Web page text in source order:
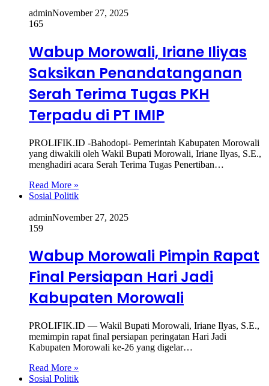
adminNovember 27, 2025
165
Wabup Morowali, Iriane Iliyas
Saksikan Penandatanganan
Serah Terima Tugas PKH
Terpadu di PT IMIP
PROLIFIK.ID -Bahodopi- Pemerintah Kabupaten Morowali
yang diwakili oleh Wakil Bupati Morowali, Iriane Ilyas, S.E.,
menghadiri acara Serah Terima Tugas Penertiban…
Read More »
Sosial Politik
adminNovember 27, 2025
159
Wabup Morowali Pimpin Rapat
Final Persiapan Hari Jadi
Kabupaten Morowali
PROLIFIK.ID — Wakil Bupati Morowali, Iriane Ilyas, S.E.,
memimpin rapat final persiapan peringatan Hari Jadi
Kabupaten Morowali ke-26 yang digelar…
Read More »
Sosial Politik